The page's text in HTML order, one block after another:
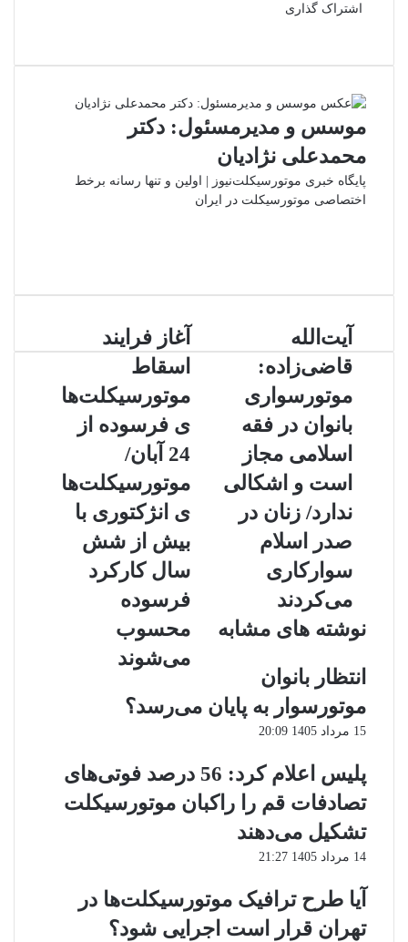
اشتراک گذاری
از
ایمیل
موسس و مدیرمسئول: دکتر
محمدعلی نژادیان
پایگاه خبری موتورسیکلت‌نیوز | اولین و تنها رسانه برخط
اختصاصی موتورسیکلت در ایران
آغاز
فرایند
اسقاط
موتورسیکلت‌های
فرسوده
از
24
موتورسیکلت‌های
انژکتوری
با
بیش
شش
سال
فرسوده
محسوب
آغاز فرایند
اسقاط
موتورسیکلت‌ها
ی فرسوده از
24 آبان/
موتورسیکلت‌ها
ی انژکتوری با
بیش از شش
سال کارکرد
فرسوده
محسوب
می‌شوند
آیت‌الله
قاضی‌زاده:
موتورسواری
بانوان
فقه
اسلامی
مجاز
است
اشکالی
ندارد/
در
صدر
سوارکاری
آیت‌الله
قاضی‌زاده:
موتورسواری
بانوان در فقه
اسلامی مجاز
است و اشکالی
ندارد/ زنان در
صدر اسلام
سوارکاری
می‌کردند
نوشته های مشابه
انتظار بانوان
موتورسوار به پایان می‌رسد؟
15 مرداد 1405 20:09
پلیس اعلام کرد: 56 درصد فوتی‌های
تصادفات قم را راکبان موتورسیکلت
تشکیل می‌دهند
14 مرداد 1405 21:27
آیا طرح ترافیک موتورسیکلت‌ها در
تهران قرار است اجرایی شود؟